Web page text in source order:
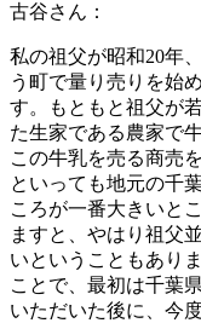
古谷さん：
私の祖父が昭和20年
う町で量り売りを始
す。もともと祖父が
た生家である農家で
この牛乳を売る商売
といっても地元の千
ころが一番大きいと
ますと、やはり祖父
いということもあり
ことで、最初は千葉
いただいた後に、今